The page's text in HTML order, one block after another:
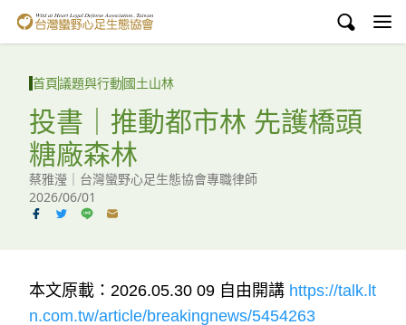
台灣蠻野心足生態協會
議題與行動
環境教育
白海豚媽祖宮
English
首頁議題與行動國土山林
投書｜推動都市林 先護橋頭
糖廠森林
蔡雅瀅｜台灣蠻野心足生態協會專職律師
2026/06/01
本文原載： 2026.05.30 09 自由開講 https://talk.lt
n.com.tw/article/breakingnews/5454263